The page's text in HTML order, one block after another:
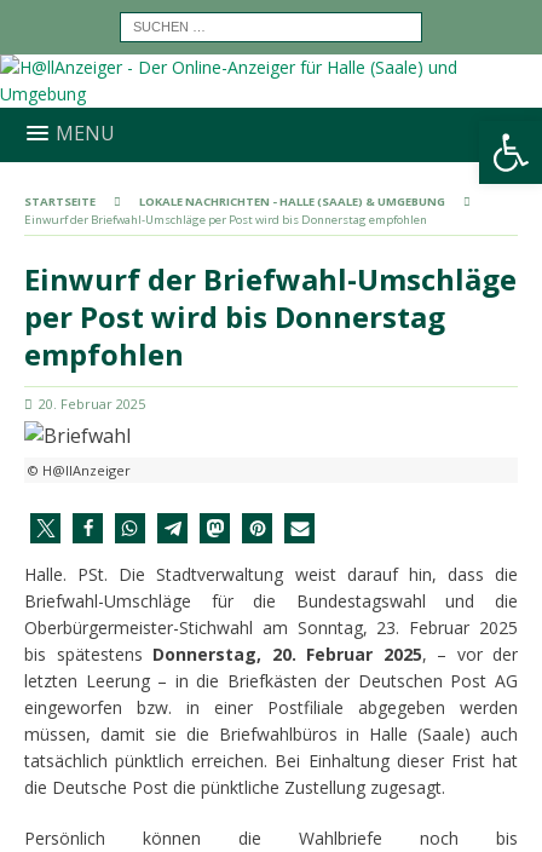
Werkzeugleiste öffnen
MENU
STARTSEITE
LOKALE NACHRICHTEN - HALLE (SAALE) & UMGEBUNG
Einwurf der Briefwahl-Umschläge per Post wird bis Donnerstag empfohlen
Einwurf der Briefwahl-Umschläge
per Post wird bis Donnerstag
empfohlen
20. Februar 2025
© H@llAnzeiger
Halle. PSt. Die Stadtverwaltung weist darauf hin, dass die
Briefwahl-Umschläge für die Bundestagswahl und die
Oberbürgermeister-Stichwahl am Sonntag, 23. Februar 2025
bis spätestens Donnerstag, 20. Februar 2025, – vor der
letzten Leerung – in die Briefkästen der Deutschen Post AG
eingeworfen bzw. in einer Postfiliale abgegeben werden
müssen, damit sie die Briefwahlbüros in Halle (Saale) auch
tatsächlich pünktlich erreichen. Bei Einhaltung dieser Frist hat
die Deutsche Post die pünktliche Zustellung zugesagt.
Persönlich können die Wahlbriefe noch bis